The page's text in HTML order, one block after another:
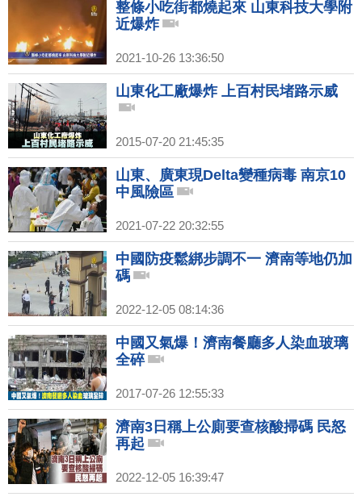
整條小吃街都燒起來 山東科技大學附
近爆炸
2021-10-26 13:36:50
山東化工廠爆炸 上百村民堵路示威
2015-07-20 21:45:35
山東、廣東現Delta變種病毒 南京10
中風險區
2021-07-22 20:32:55
中國防疫鬆綁步調不一 濟南等地仍加
碼
2022-12-05 08:14:36
中國又氣爆！濟南餐廳多人染血玻璃
全碎
2017-07-26 12:55:33
濟南3日稱上公廁要查核酸掃碼 民怒
再起
2022-12-05 16:39:47